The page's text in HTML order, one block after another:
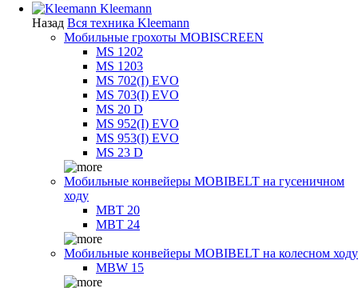
Kleemann
Назад Вся техника Kleemann
Мобильные грохоты MOBISCREEN
MS 1202
MS 1203
MS 702(I) EVO
MS 703(I) EVO
MS 20 D
MS 952(I) EVO
MS 953(I) EVO
MS 23 D
Мобильные конвейеры MOBIBELT на гусеничном
ходу
MBT 20
MBT 24
Мобильные конвейеры MOBIBELT на колесном ходу
MBW 15